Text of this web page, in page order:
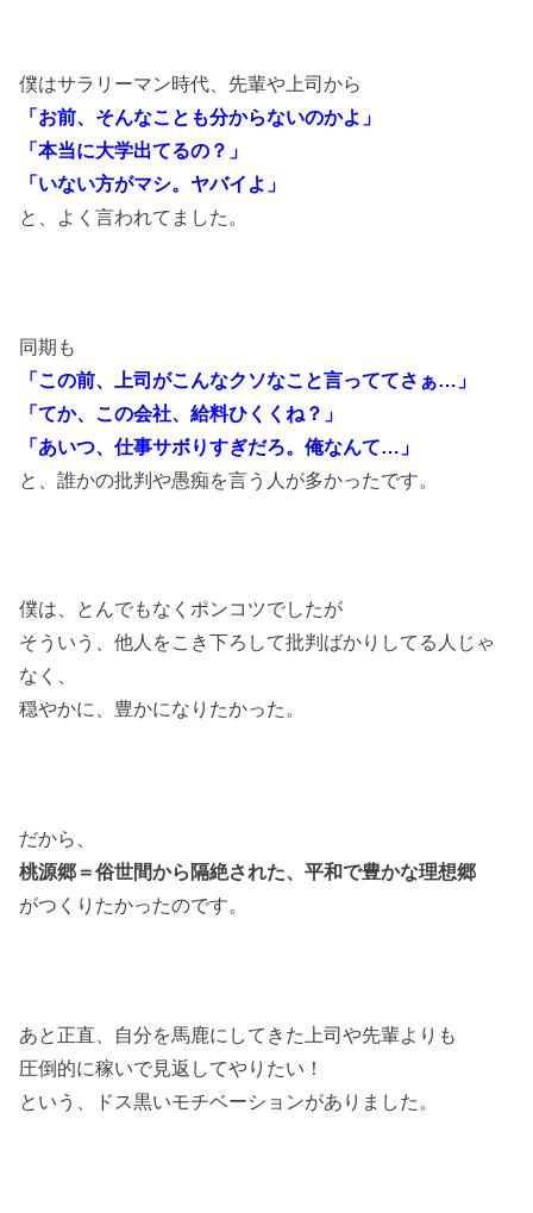
僕はサラリーマン時代、先輩や上司から
「お前、そんなことも分からないのかよ」
「本当に大学出てるの？」
「いない方がマシ。ヤバイよ」
と、よく言われてました。
同期も
「この前、上司がこんなクソなこと言っててさぁ…」
「てか、この会社、給料ひくくね？」
「あいつ、仕事サボりすぎだろ。俺なんて…」
と、誰かの批判や愚痴を言う人が多かったです。
僕は、とんでもなくポンコツでしたが
そういう、他人をこき下ろして批判ばかりしてる人じゃ
なく、
穏やかに、豊かになりたかった。
だから、
桃源郷＝俗世間から隔絶された、平和で豊かな理想郷
がつくりたかったのです。
あと正直、自分を馬鹿にしてきた上司や先輩よりも
圧倒的に稼いで見返してやりたい！
という、ドス黒いモチベーションがありました。